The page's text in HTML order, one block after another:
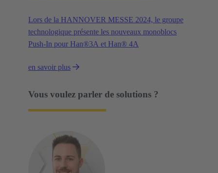
Lors de la HANNOVER MESSE 2024, le groupe
technologique présente les nouveaux monoblocs
Push-In pour Han®3A et Han® 4A
en savoir plus
Vous voulez parler de solutions ?